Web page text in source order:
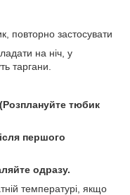
повторно застосувати
на ніч, у
таргани.
тюбик
першого
одразу.
температурі, якщо